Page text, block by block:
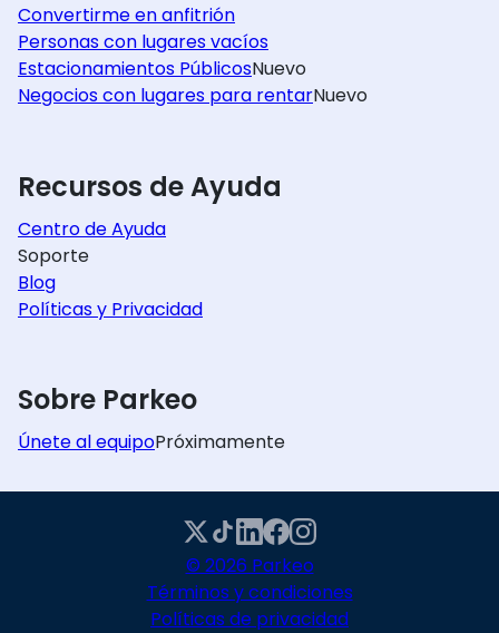
Convertirme en anfitrión
Personas con lugares vacíos
Estacionamientos PúblicosNuevo
Negocios con lugares para rentarNuevo
Recursos de Ayuda
Centro de Ayuda
Soporte
Blog
Políticas y Privacidad
Sobre Parkeo
Únete al equipoPróximamente
© 2026 Parkeo
Términos y condiciones
Políticas de privacidad